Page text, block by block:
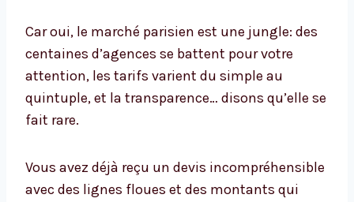
Car oui, le marché parisien est une jungle: des
centaines d’agences se battent pour votre
attention, les tarifs varient du simple au
quintuple, et la transparence… disons qu’elle se
fait rare.
Vous avez déjà reçu un devis incompréhensible
avec des lignes floues et des montants qui